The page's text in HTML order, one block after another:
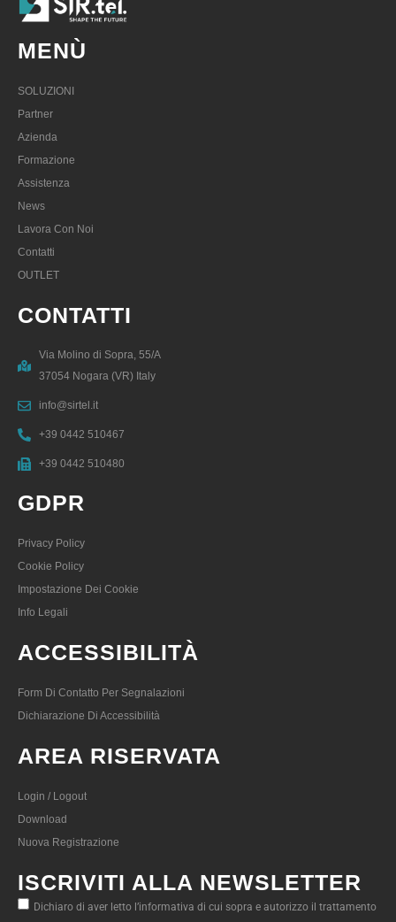
MENÙ
SOLUZIONI
Partner
Azienda
Formazione
Assistenza
News
Lavora Con Noi
Contatti
OUTLET
CONTATTI
Via Molino di Sopra, 55/A
37054 Nogara (VR) Italy
info@sirtel.it
+39 0442 510467
+39 0442 510480
GDPR
Privacy Policy
Cookie Policy
Impostazione Dei Cookie
Info Legali
ACCESSIBILITÀ
Form Di Contatto Per Segnalazioni
Dichiarazione Di Accessibilità
AREA RISERVATA
Login / Logout
Download
Nuova Registrazione
ISCRIVITI ALLA NEWSLETTER
Dichiaro di aver letto l’informativa di cui sopra e autorizzo il trattamento